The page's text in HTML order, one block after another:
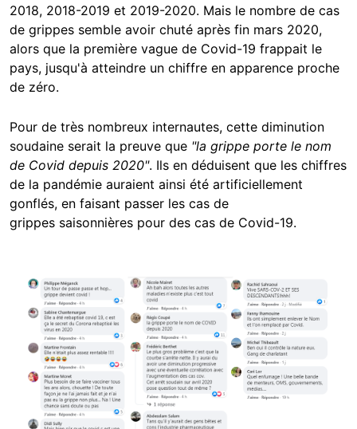
2018, 2018-2019 et 2019-2020. Mais le nombre de cas
de grippes semble avoir chuté après fin mars 2020,
alors que la première vague de Covid-19 frappait le
pays, jusqu'à atteindre un chiffre en apparence proche
de zéro.
Pour de très nombreux internautes, cette diminution
soudaine serait la preuve que "la grippe porte le nom
de Covid depuis 2020". Ils en déduisent que les chiffres
de la pandémie auraient ainsi été artificiellement
gonflés, en faisant passer les cas de
grippes saisonnières pour des cas de Covid-19.
Image